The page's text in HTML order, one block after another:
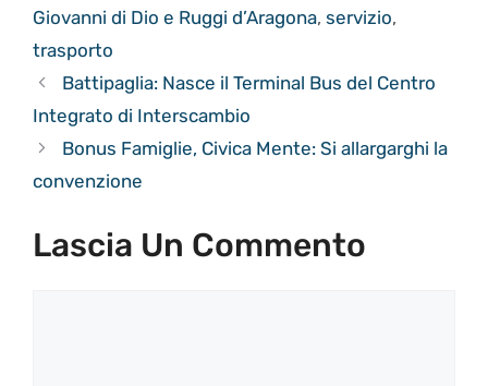
Giovanni di Dio e Ruggi d’Aragona, servizio,
trasporto
Battipaglia: Nasce il Terminal Bus del Centro
Integrato di Interscambio
Bonus Famiglie, Civica Mente: Si allargarghi la
convenzione
Lascia Un Commento